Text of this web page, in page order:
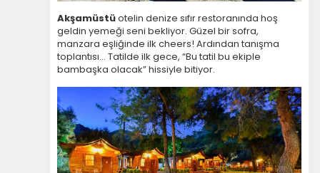
Akşamüstüotelin denize sıfır restoranında hoş
geldin yemeği seni bekliyor. Güzel bir sofra,
manzara eşliğinde ilk cheers! Ardından tanışma
toplantısı… Tatilde ilk gece, “Bu tatil bu ekiple
bambaşka olacak” hissiyle bitiyor.